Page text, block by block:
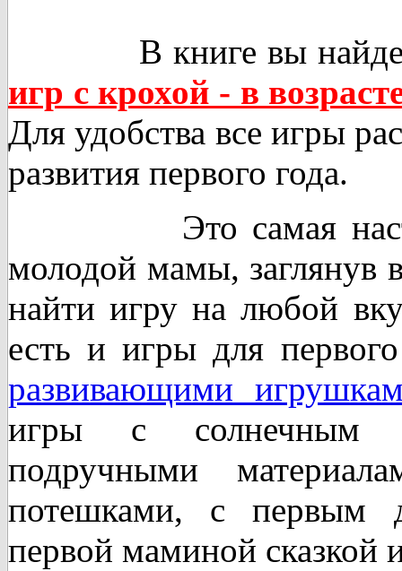
В книге вы
игр с крохой - в
Для удобства все игры
развития первого года.
Это самая
молодой мамы, заглянув
найти игру на любой
есть и игры для
развивающими
игры с солнечным
подручными
потешками, с первым
первой маминой сказкой